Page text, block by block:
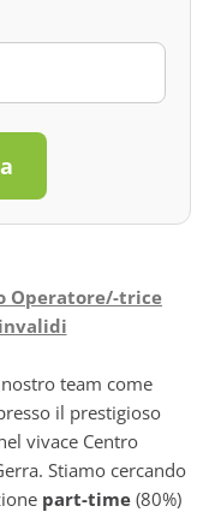
Operatore/-trice
team come
il prestigioso
vivace Centro
Stiamo cercando
part-time(80%)